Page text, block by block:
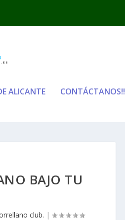
ALICANTE CONTÁCTANOS!!
BAJO TU
club. |